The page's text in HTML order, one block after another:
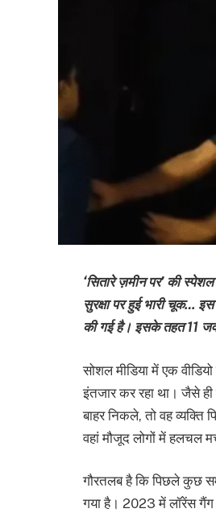
‘सितारे ज़मीन पर’ की
सुरक्षा पर हुई भारी चूक…
की गई है। इसके तहत 11
सोशल मीडिया में एक
इंतजार कर रहा था। जैसे
बाहर निकले, तो वह
वहां मौजूद लोगों में हलचल
गौरतलब है कि पिछले कुछ
गया है। 2023 में लॉरेंस गैंग